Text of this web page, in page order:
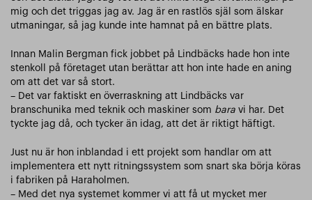
mig och det triggas jag av. Jag är en rastlös själ som älskar
utmaningar, så jag kunde inte hamnat på en bättre plats.
Innan Malin Bergman fick jobbet på Lindbäcks hade hon inte
stenkoll på företaget utan berättar att hon inte hade en aning
om att det var så stort.
– Det var faktiskt en överraskning att Lindbäcks var
branschunika med teknik och maskiner som bara vi har. Det
tyckte jag då, och tycker än idag, att det är riktigt häftigt.
Just nu är hon inblandad i ett projekt som handlar om att
implementera ett nytt ritningssystem som snart ska börja köras
i fabriken på Haraholmen.
– Med det nya systemet kommer vi att få ut mycket mer